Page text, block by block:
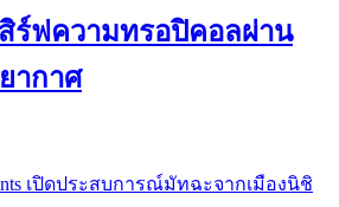
สิร์ฟความทรอปิคอลผ่าน
ากาศ